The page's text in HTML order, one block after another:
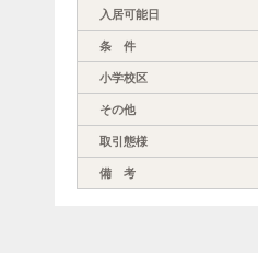
入居可能日
条 件
小学校区
その他
取引態様
備 考